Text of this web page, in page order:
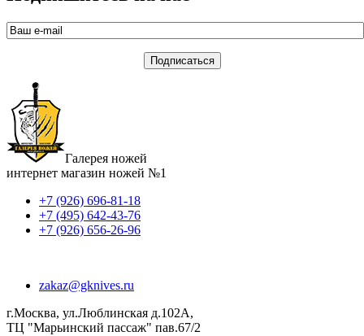
Галерея ножей
интернет магазин ножей №1
+7 (926) 696-81-18
+7 (495) 642-43-76
+7 (926) 656-26-96
zakaz@gknives.ru
г.Москва, ул.Люблинская д.102А,
ТЦ "Марьинский пассаж" пав.67/2